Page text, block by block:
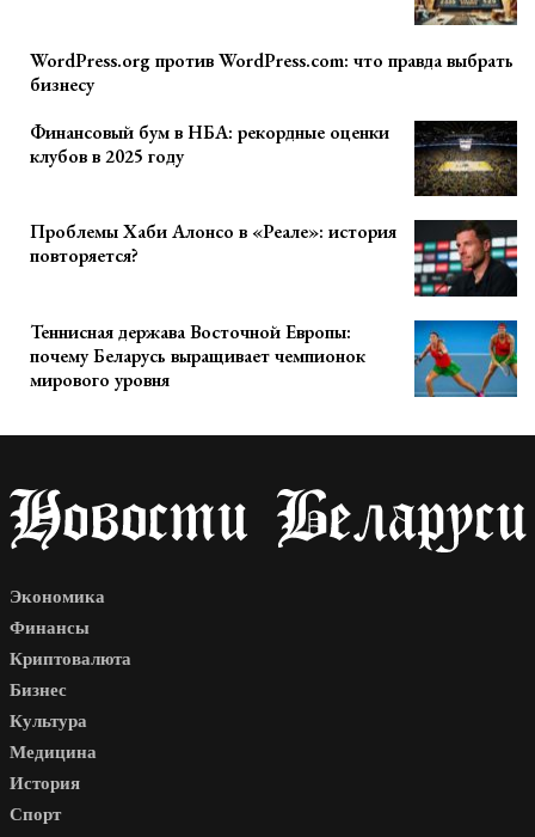
WordPress.org против WordPress.com: что правда выбрать
бизнесу
Финансовый бум в НБА: рекордные оценки
клубов в 2025 году
Проблемы Хаби Алонсо в «Реале»: история
повторяется?
Теннисная держава Восточной Европы:
почему Беларусь выращивает чемпионок
мирового уровня
Экономика
Финансы
Криптовалюта
Бизнес
Культура
Медицина
История
Спорт